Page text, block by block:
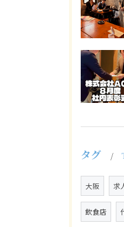
タグ
大阪 求
飲食店